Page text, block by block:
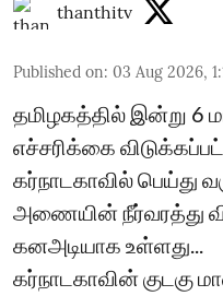
thanthitv
Published on: 03 Aug 2026,
தமிழகத்தில் இன்று 6
எச்சரிக்கை
கர்நாடகாவில் பெய்து
அணையின் நீர்வரத்து
கனஅடியாக உள்ளது...
கர்நாடகாவின் குடகு